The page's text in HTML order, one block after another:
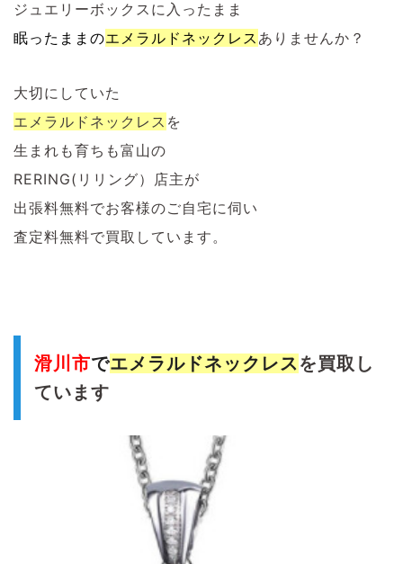
ジュエリーボックスに入ったまま
眠ったままのエメラルド ネックレス ありませんか？
大切にしていた
エメラルド ネックレス を
生まれも育ちも富山の
RERING(リリング）店主が
出張料無料でお客様のご自宅に伺い
査定料無料で買取しています。
滑川市でエメラルドネックレス を買取し
ています